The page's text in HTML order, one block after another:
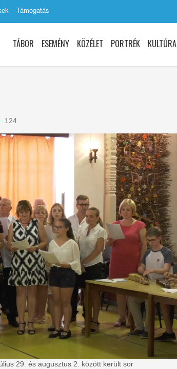
Támogatás
TÁBOR ESEMÉNY KÖZÉLET PORTRÉK KULTÚRA
124
29. és augusztus 2. között került sor